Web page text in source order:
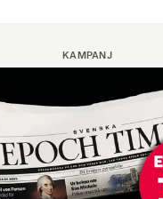
KAMPANJ